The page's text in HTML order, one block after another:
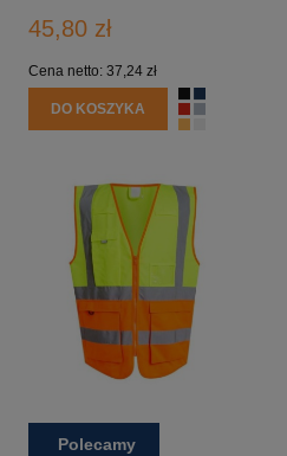
45,80 zł
Cena netto: 37,24 zł
DO KOSZYKA
Polecamy